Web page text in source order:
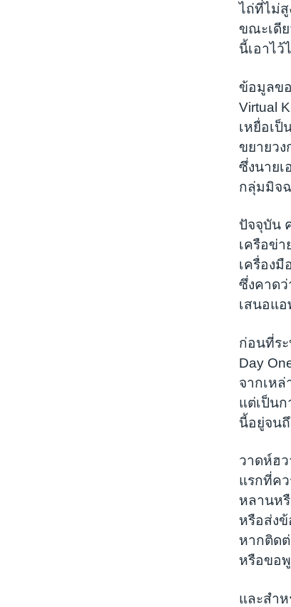
ไถ่ที่ไม่สู
ขณะเดีย
นี้เอาไว้
ข้อมูลข
Virtual
เหยื่อเ
ขยายว
ซึ่งนายเ
กลุ่มมิจ
ปัจจุบัน
เครือข่า
เครื่องมื
ซึ่งคาดว่
เสนอแ
ก่อนที่ร
Day
จากเหล่
แต่เป็น
นี้อยู่จน
วาดห์ฮ
แรกที่ค
หลานห
หรือส่ง
หากติด
หรือขอ
และสำ